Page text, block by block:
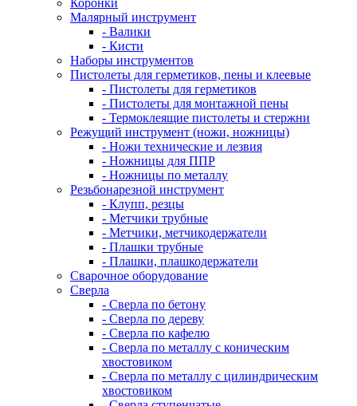
Коронки
Малярный инструмент
- Валики
- Кисти
Наборы инструментов
Пистолеты для герметиков, пены и клеевые
- Пистолеты для герметиков
- Пистолеты для монтажной пены
- Термоклеящие пистолеты и стержни
Режущий инструмент (ножи, ножницы)
- Ножи технические и лезвия
- Ножницы для ППР
- Ножницы по металлу
Резьбонарезной инструмент
- Клупп, резцы
- Метчики трубные
- Метчики, метчикодержатели
- Плашки трубные
- Плашки, плашкодержатели
Сварочное оборудование
Сверла
- Сверла по бетону
- Сверла по дереву
- Сверла по кафелю
- Сверла по металлу с коническим
хвостовиком
- Сверла по металлу с цилиндрическим
хвостовиком